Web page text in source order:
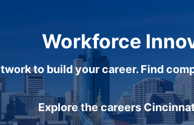
Workforce
to build your career. Find
Explore the careers